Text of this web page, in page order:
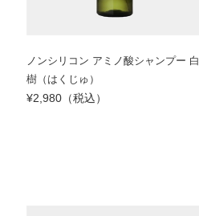
ノンシリコン アミノ酸シャンプー 白
樹（はくじゅ）
¥2,980（税込）